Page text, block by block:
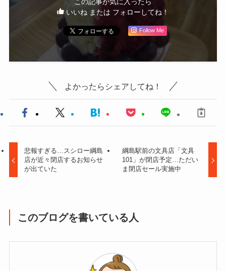
いいね または フォローしてね！
Follow Me
よかったらシェアしてね！
悲報すぎる…スシロー綱島
店が近々閉店するお知らせ
が出ていた
綱島駅前の文具店「文具
101」が閉店予定…ただい
ま閉店セール実施中
このブログを書いている人